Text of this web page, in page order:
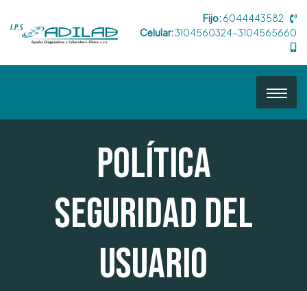
Fijo:6044443582
Celular:3104560324-3104565660
Política
Seguridad del
Usuario